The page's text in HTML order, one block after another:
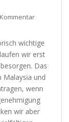
wichtige
wir erst
Das
Malaysia und
wenn
wir aber